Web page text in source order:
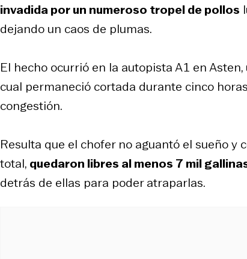
invadida por un numeroso tropel de pollos
dejando un caos de plumas.
El hecho ocurrió en la autopista A1 en
cual permaneció cortada durante cinco
congestión.
Resulta que el chofer no aguantó el sueño y
total, quedaron libres al menos 7 mil
detrás de ellas para poder atraparlas.